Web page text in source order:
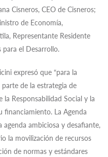
Cisneros, CEO de Cisneros;
de Economía,
Representante Residente
para el Desarrollo.
expresó que “para la
de la estrategia de
la Responsabilidad Social y la
financiamiento. La Agenda
ambiciosa y desafiante,
la movilización de recursos
de normas y estándares